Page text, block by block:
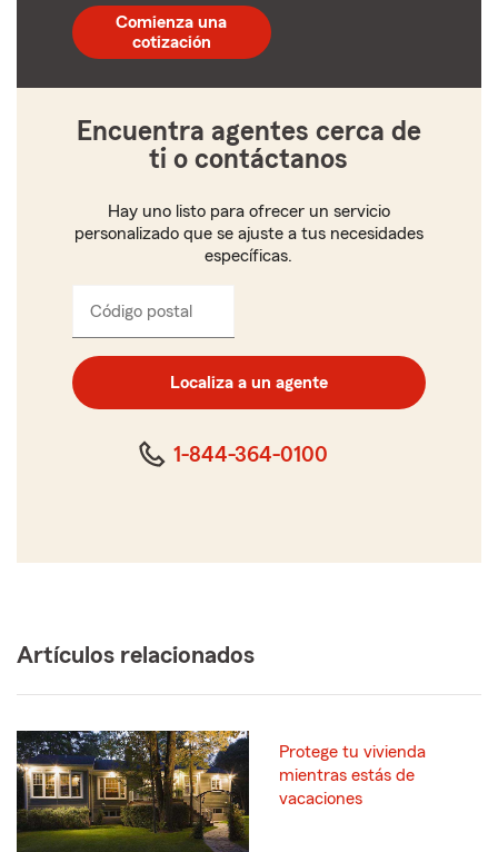
postal
de
5
Comienza una
cotización
Encuentra agentes cerca de
ti o contáctanos
Hay uno listo para ofrecer un servicio
personalizado que se ajuste a tus necesidades
específicas.
Código postal
código
postal
de
cinco
Localiza a un agente
1-844-364-0100
Artículos relacionados
Protege tu vivienda
mientras estás de
vacaciones